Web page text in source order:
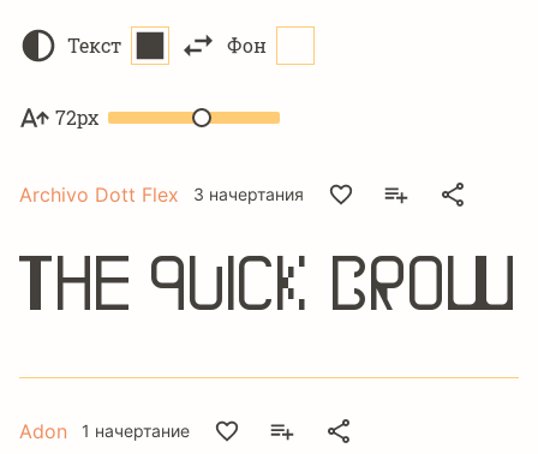
Текст Фон
72px
Archivo Dott Flex 3 начертания
The quick
Adon 1 начертание